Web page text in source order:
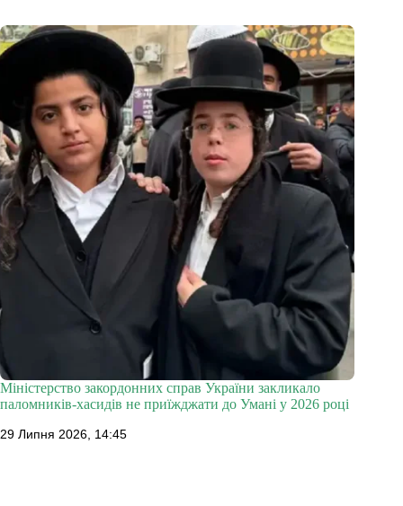
Міністерство закордонних справ України закликало
паломників-хасидів не приїжджати до Умані у 2026 році
29 Липня 2026, 14:45